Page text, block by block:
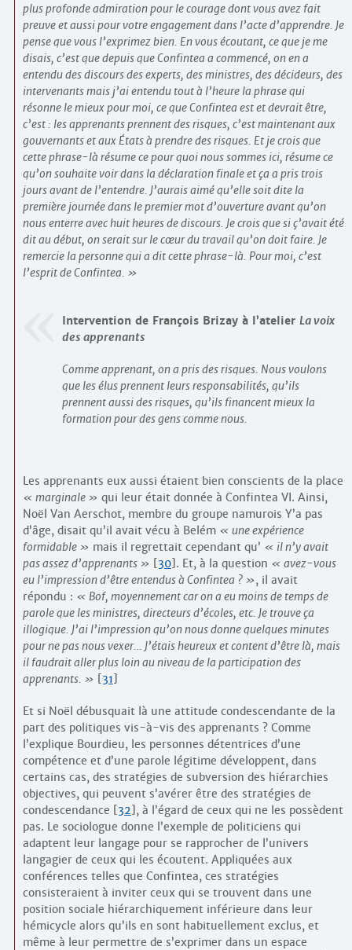
plus profonde admiration pour le courage dont vous avez fait
preuve et aussi pour votre engagement dans l’acte d’apprendre. Je
pense que vous l’exprimez bien. En vous écoutant, ce que je me
disais, c’est que depuis que Confintea a commencé, on en a
entendu des discours des experts, des ministres, des décideurs, des
intervenants mais j’ai entendu tout à l’heure la phrase qui
résonne le mieux pour moi, ce que Confintea est et devrait être,
c’est : les apprenants prennent des risques, c’est maintenant aux
gouvernants et aux États à prendre des risques. Et je crois que
cette phrase-là résume ce pour quoi nous sommes ici, résume ce
qu’on souhaite voir dans la déclaration finale et ça a pris trois
jours avant de l’entendre. J’aurais aimé qu’elle soit dite la
première journée dans le premier mot d’ouverture avant qu’on
nous enterre avec huit heures de discours. Je crois que si ç’avait été
dit au début, on serait sur le cœur du travail qu’on doit faire. Je
remercie la personne qui a dit cette phrase-là. Pour moi, c’est
l’esprit de Confintea.
Intervention de François Brizay à l’atelier La voix
des apprenants
Comme apprenant, on a pris des risques. Nous voulons
que les élus prennent leurs responsabilités, qu’ils
prennent aussi des risques, qu’ils financent mieux la
formation pour des gens comme nous.
Les apprenants eux aussi étaient bien conscients de la place
marginale
qui leur était donnée à Confintea VI. Ainsi,
Noël Van Aerschot, membre du groupe namurois Y’a pas
d’âge, disait qu’il avait vécu à Belém
une expérience
formidable
mais il regrettait cependant qu’
il n’y avait
pas assez d’apprenants
[30]. Et, à la question
avez-vous
eu l’impression d’être entendus à Confintea ?
, il avait
répondu :
Bof, moyennement car on a eu moins de temps de
parole que les ministres, directeurs d’écoles, etc. Je trouve ça
illogique. J’ai l’impression qu’on nous donne quelques minutes
pour ne pas nous vexer… J’étais heureux et content d’être là, mais
il faudrait aller plus loin au niveau de la participation des
apprenants.
[31]
Et si Noël débusquait là une attitude condescendante de la
part des politiques vis-à-vis des apprenants ? Comme
l’explique Bourdieu, les personnes détentrices d’une
compétence et d’une parole légitime développent, dans
certains cas, des stratégies de subversion des hiérarchies
objectives, qui peuvent s’avérer être des stratégies de
condescendance [32], à l’égard de ceux qui ne les possèdent
pas. Le sociologue donne l’exemple de politiciens qui
adaptent leur langage pour se rapprocher de l’univers
langagier de ceux qui les écoutent. Appliquées aux
conférences telles que Confintea, ces stratégies
consisteraient à inviter ceux qui se trouvent dans une
position sociale hiérarchiquement inférieure dans leur
hémicycle alors qu’ils en sont habituellement exclus, et
même à leur permettre de s’exprimer dans un espace